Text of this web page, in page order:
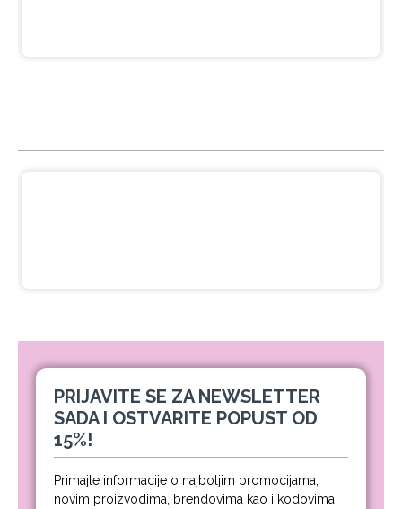
PRIJAVITE SE ZA NEWSLETTER
SADA I OSTVARITE POPUST OD
15%!
Primajte informacije o najboljim promocijama,
novim proizvodima, brendovima kao i kodovima